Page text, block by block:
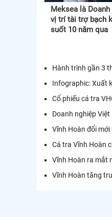
Meksea là
vị trí tài trợ bạch
suốt 10 năm qua
Hành trình gần 3
Infographic: Xuất
Cổ phiếu cá tra
Doanh nghiệp
Vĩnh Hoàn đổi
Cá tra Vĩnh Hoàn
Vĩnh Hoàn ra mắt
Vĩnh Hoàn tăng